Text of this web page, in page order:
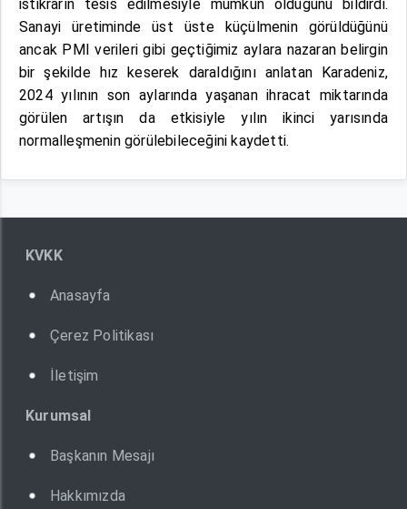
istikrarın tesis edilmesiyle mümkün olduğunu bildirdi.
Sanayi üretiminde üst üste küçülmenin görüldüğünü
ancak PMI verileri gibi geçtiğimiz aylara nazaran belirgin
bir şekilde hız keserek daraldığını anlatan Karadeniz,
2024 yılının son aylarında yaşanan ihracat miktarında
görülen artışın da etkisiyle yılın ikinci yarısında
normalleşmenin görülebileceğini kaydetti.
KVKK
Anasayfa
Çerez Politikası
İletişim
Kurumsal
Başkanın Mesajı
Hakkımızda